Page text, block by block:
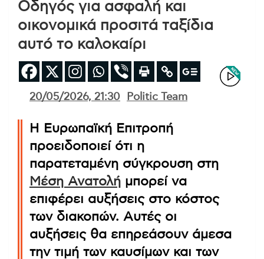
Οδηγός για ασφαλή και
οικονομικά προσιτά ταξίδια
αυτό το καλοκαίρι
20/05/2026, 21:30 Politic Team
Η Ευρωπαϊκή Επιτροπή
προειδοποιεί ότι η
παρατεταμένη σύγκρουση στη
Μέση Ανατολή μπορεί να
επιφέρει αυξήσεις στο κόστος
των διακοπών. Αυτές οι
αυξήσεις θα επηρεάσουν άμεσα
την τιμή των καυσίμων και των